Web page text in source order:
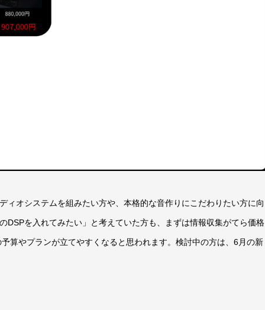
ィオシステムを組みたい方や、本格的な音作りにこだわりたい方に向
DSPを入れてみたい」と考えていた方も、まずは情報収集がてら価格
算やプランが立てやすくなると思われます。検討中の方は、6月の新